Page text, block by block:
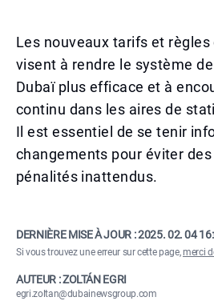
Les nouveaux tarifs et
visent à rendre le système
Dubaï plus efficace et à
continu dans les aires de
Il est essentiel de se tenir
changements pour éviter
pénalités inattendus.
DERNIÈRE MISE À JOUR :2025. 02. 04
Si vous trouvez une erreur sur cette page,merci
AUTEUR : ZOLTÁN EGRI
egri.zoltan@dubainewsgroup.com